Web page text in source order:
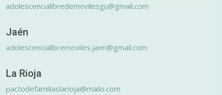
adolescencialibredemovilesgu@gmail.com
Jaén
adolescencialibremoviles.jaen@gmail.com
La Rioja
pactodefamiliaslarioja@mailo.com